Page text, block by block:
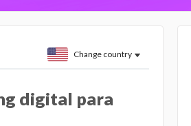
Change country
digital para